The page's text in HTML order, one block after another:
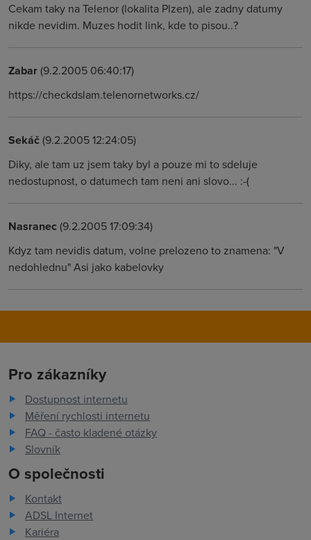
Cekam taky na Telenor (lokalita Plzen), ale zadny datumy
nikde nevidim. Muzes hodit link, kde to pisou..?
Zabar(9.2.2005 06:40:17)
https://checkdslam.telenornetworks.cz/
Sekáč(9.2.2005 12:24:05)
Diky, ale tam uz jsem taky byl a pouze mi to sdeluje
nedostupnost, o datumech tam neni ani slovo... :-(
Nasranec(9.2.2005 17:09:34)
Kdyz tam nevidis datum, volne prelozeno to znamena: "V
nedohlednu" Asi jako kabelovky
Pro zákazníky
Dostupnost internetu
Měření rychlosti internetu
FAQ - často kladené otázky
Slovník
O společnosti
Kontakt
ADSL Internet
Kariéra